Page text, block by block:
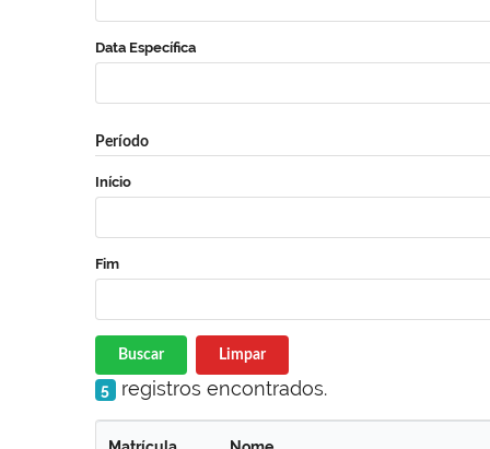
Data Específica
Período
Início
Fim
Buscar Limpar
5 registros encontrados.